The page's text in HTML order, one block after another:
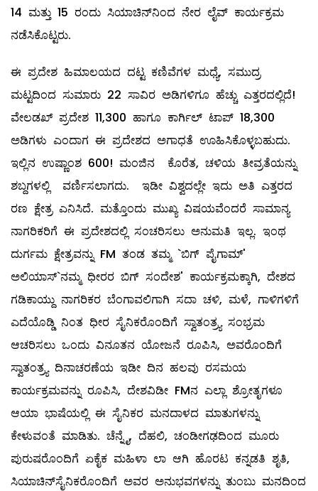
14 ಮತ್ತು 15 ರಂದು ಸಿಯಾಚಿನ್‌ನಿಂದ ನೇರ ಲೈವ್ ಕಾರ್ಯಕ್ರಮ
ನಡೆಸಿಕೊಟ್ಟರು.
ಈ ಪ್ರದೇಶ ಹಿಮಾಲಯದ ದಟ್ಟ ಕಣಿವೆಗಳ ಮಧ್ಯೆ, ಸಮುದ್ರ
ಮಟ್ಟದಿಂದ ಸುಮಾರು 22 ಸಾವಿರ ಅಡಿಗಳಿಗೂ ಹೆಚ್ಚು ಎತ್ತರದಲ್ಲಿದೆ!
ವೇಲಡಖ್‌ ಪ್ರದೇಶ 11,300 ಹಾಗೂ ಕಾರ್ಗಿಲ್ ‌ಟಾಪ್‌ 18,300
ಅಡಿಗಳು ಎಂದಾಗ ಈ ಪ್ರದೇಶದ ಅಗಾಧತೆ ಊಹಿಸಿಕೊಳ್ಳಬಹುದು.
ಇಲ್ಲಿನ ಉಷ್ಣಾಂಶ 600! ಮಂಜಿನ ಕೊರೆತ, ಚಳಿಯ ತೀವ್ರತೆಯನ್ನು
ಶಬ್ದಗಳಲ್ಲಿ ವರ್ಣಿಸಲಾಗದು. ಇಡೀ ವಿಶ್ವದಲ್ಲೇ ಇದು ಅತಿ ಎತ್ತರದ
ರಣ ಕ್ಷೇತ್ರ ಎನಿಸಿದೆ. ಮತ್ತೊಂದು ಮುಖ್ಯ ವಿಷಯವೆಂದರೆ ಸಾಮಾನ್ಯ
ನಾಗರಿಕರಿಗೆ ಈ ಪ್ರದೇಶದಲ್ಲಿ ಸಂಚರಿಸಲು ಅನುಮತಿ ಇಲ್ಲ. ಇಂಥ
ದುರ್ಗಮ ಕ್ಷೇತ್ರವನ್ನು FM ತಂಡ ತಮ್ಮ `ಬಿಗ್‌ ಪೈಗಾಮ್'
ಅಲಿಯಾಸ್‌`ನಮ್ಮ ಧೀರರ ಬಿಗ್‌ ಸಂದೇಶ' ಕಾರ್ಯಕ್ರಮಕ್ಕಾಗಿ, ದೇಶದ
ಗಡಿಕಾಯ್ದು ನಾಗರಿಕರ ಬೆಂಗಾವಲಿಗಾಗಿ ಸದಾ ಚಳಿ, ಮಳೆ, ಗಾಳಿಗಳಿಗೆ
ಎದೆಯೊಡ್ಡಿ ನಿಂತ ಧೀರ ಸೈನಿಕರೊಂದಿಗೆ ಸ್ವಾತಂತ್ರ್ಯ ಸಂಭ್ರಮ
ಆಚರಿಸಲು ಒಂದು ವಿನೂತನ ಯೋಜನೆ ರೂಪಿಸಿ, ಅವರೊಂದಿಗೆ
ಸ್ವಾತಂತ್ರ್ಯ ದಿನಾಚರಣೆಯ ಇಡೀ ದಿನ ಹಲವು ರಸಮಯ
ಕಾರ್ಯಕ್ರಮವನ್ನು ರೂಪಿಸಿ, ದೇಶವಿಡೀ FMನ ಎಲ್ಲಾ ಶ್ರೋತೃಗಳೂ
ಆಯಾ ಭಾಷೆಯಲ್ಲಿ ಈ ಸೈನಿಕರ ಮನದಾಳದ ಮಾತುಗಳನ್ನು
ಕೇಳುವಂತೆ ಮಾಡಿತು. ಚೆನ್ನೈ, ದೆಹಲಿ, ಚಂಡೀಗಢದಿಂದ ಮೂರು
ಪುರುಷರೊಂದಿಗೆ ಏಕೈಕ ಮಹಿಳಾ ಲಾ ಆಗಿ ಹೊರಟ ಕನ್ನಡತಿ ಶೃತಿ,
ಸಿಯಾಚಿನ್‌ಸೈನಿಕರೊಂದಿಗೆ ಅವರ ಅನುಭವಗಳನ್ನು ತುಂಬು ಮನದಿಂದ